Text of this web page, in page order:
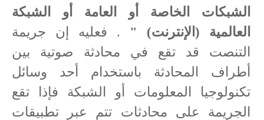
الشبكات الخاصة أو العامة أو الشبكة
العالمية (الإنترنت) " . فعليه إن جريمة
التنصت قد تقع في محادثة صوتية بين
أطراف المحادثة باستخدام أحد وسائل
تكنولوجيا المعلومات أو الشبكة فإذا تقع
الجريمة على محادثات تتم عبر تطبيقات